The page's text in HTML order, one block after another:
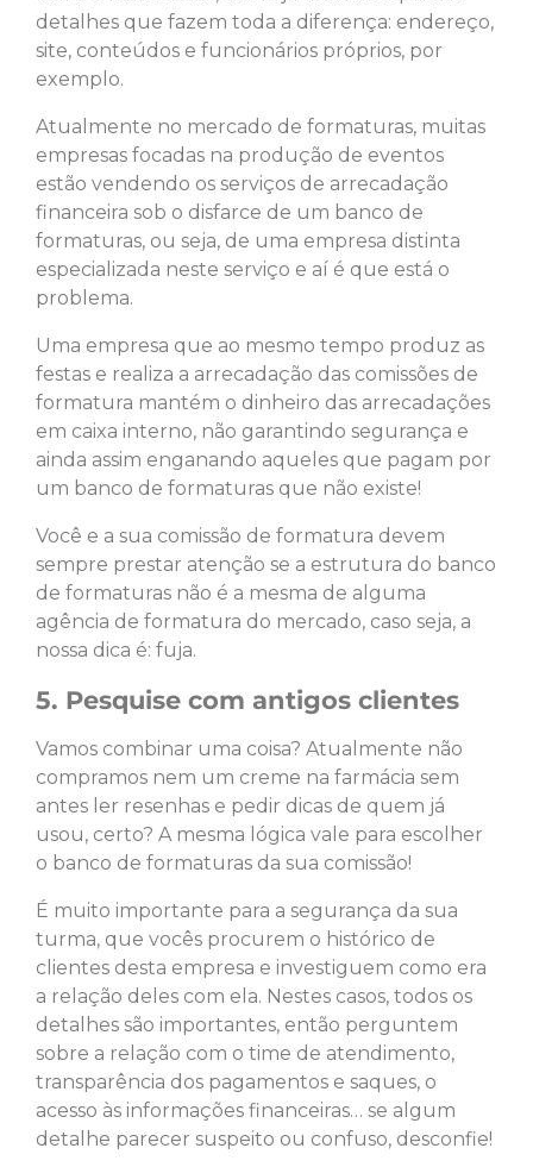
detalhes que fazem toda a diferença: endereço,
site, conteúdos e funcionários próprios, por
exemplo.
Atualmente no mercado de formaturas, muitas
empresas focadas na produção de eventos
estão vendendo os serviços de arrecadação
financeira sob o disfarce de um banco de
formaturas, ou seja, de uma empresa distinta
especializada neste serviço e aí é que está o
problema.
Uma empresa que ao mesmo tempo produz as
festas e realiza a arrecadação das comissões de
formatura mantém o dinheiro das arrecadações
em caixa interno, não garantindo segurança e
ainda assim enganando aqueles que pagam por
um banco de formaturas que não existe!
Você e a sua comissão de formatura devem
sempre prestar atenção se a estrutura do banco
de formaturas não é a mesma de alguma
agência de formatura do mercado, caso seja, a
nossa dica é: fuja.
5. Pesquise com antigos clientes
Vamos combinar uma coisa? Atualmente não
compramos nem um creme na farmácia sem
antes ler resenhas e pedir dicas de quem já
usou, certo? A mesma lógica vale para escolher
o banco de formaturas da sua comissão!
É muito importante para a segurança da sua
turma, que vocês procurem o histórico de
clientes desta empresa e investiguem como era
a relação deles com ela. Nestes casos, todos os
detalhes são importantes, então perguntem
sobre a relação com o time de atendimento,
transparência dos pagamentos e saques, o
acesso às informações financeiras… se algum
detalhe parecer suspeito ou confuso, desconfie!